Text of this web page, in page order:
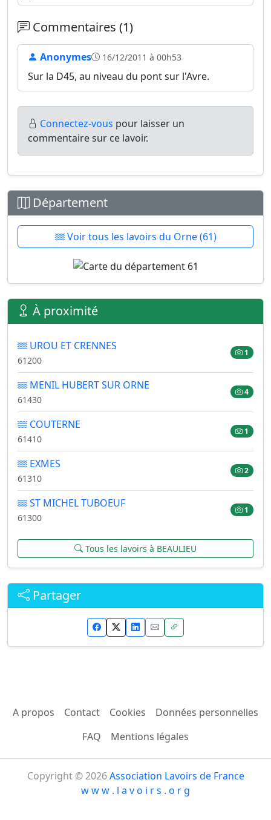
Commentaires (1)
Anonymes 16/12/2011 à 00h53
Sur la D45, au niveau du pont sur l'Avre.
Connectez-vous pour laisser un
commentaire sur ce lavoir.
Département
Voir tous les lavoirs du Orne (61)
À proximité
UROU ET CRENNES
61200
1
MENIL HUBERT SUR ORNE
61430
4
COUTERNE
61410
1
EXMES
61310
2
ST MICHEL TUBOEUF
61300
1
Tous les lavoirs à BEAULIEU
Partager
A propos Contact Cookies
Données personnelles
FAQ
Mentions légales
Copyright © 2026Association Lavoirs de France
w w w . l a v o i r s . o r g